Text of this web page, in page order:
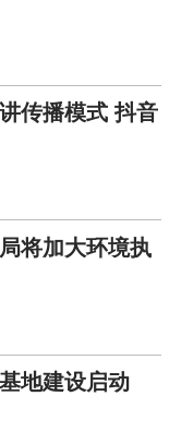
传播模式 抖音
将加大环境执
地建设启动